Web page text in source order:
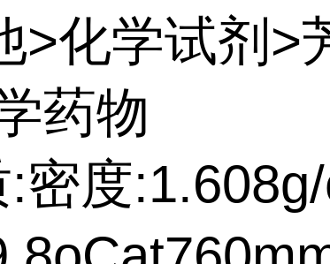
>化学试剂>
药物
密度